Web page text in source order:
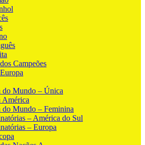
Campeões
do Mundo – Única
América
do Mundo – Feminina
– América do Sul
– Europa